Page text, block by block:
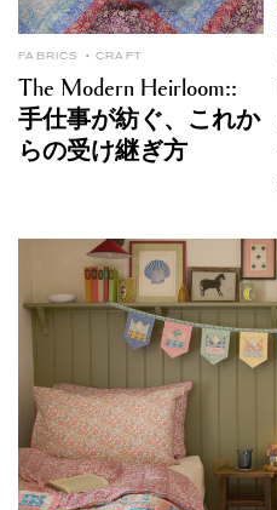
FABRICS CRAFT
The Modern Heirloom::
手仕事が紡ぐ、これか
らの受け継ぎ方